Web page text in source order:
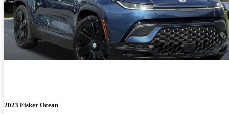
2023 Fisker Ocean